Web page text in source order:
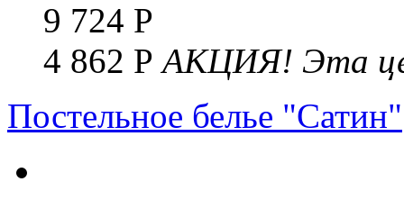
9 724 Р
4 862 РАКЦИЯ! Эта
Постельное белье "Сатин"